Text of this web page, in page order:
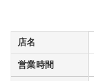
店名
営業時間